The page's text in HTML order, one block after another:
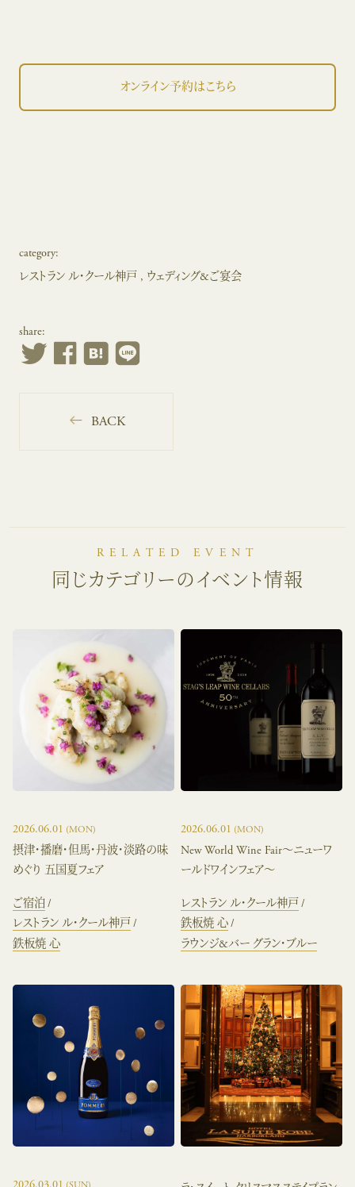
オンライン予約はこちら
category:
レストラン ル・クール神戸
ウェディング&ご宴会
share:
BACK
RELATED EVENT
同じカテゴリーのイベント情報
2026.06.01 (MON)
摂津・播磨・但馬・丹波・淡路の味
めぐり 五国夏フェア
ご宿泊
レストラン ル・クール神戸
鉄板焼 心
2026.06.01 (MON)
New World Wine Fair～ニューワ
ールドワインフェア～
レストラン ル・クール神戸
鉄板焼 心
ラウンジ&バー グラン・ブルー